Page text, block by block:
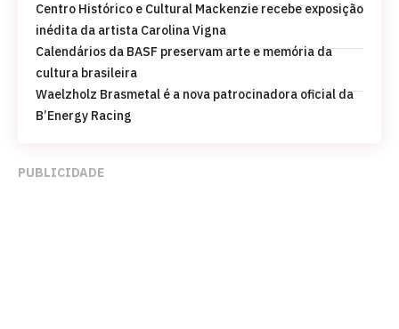
Centro Histórico e Cultural Mackenzie recebe exposição
inédita da artista Carolina Vigna
Calendários da BASF preservam arte e memória da
cultura brasileira
Waelzholz Brasmetal é a nova patrocinadora oficial da
B’Energy Racing
PUBLICIDADE